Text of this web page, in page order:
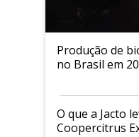
Produção de
no Brasil em
O que a Jacto
Coopercitrus